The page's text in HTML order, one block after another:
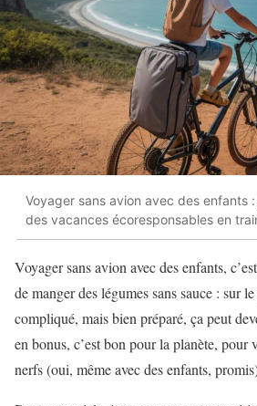
Voyager sans avion avec des enfants
des vacances écoresponsables en
Voyager sans avion avec des enfants,
de manger des légumes sans sauce : sur
compliqué, mais bien préparé, ça peut
en bonus, c’est bon pour la planète, pour
nerfs (oui, même avec des enfants,